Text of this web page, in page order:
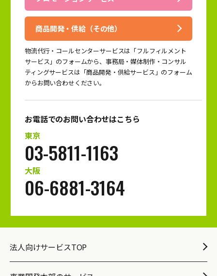
商品開発・供給（その他）
物流代行・コールセンターサービスは「フルフィルメント
サービス」のフォームから、事務局・媒体制作・コンサル
ティングサービスは「商品開発・供給サービス」のフォーム
からお問い合わせください。
お電話でのお問い合わせはこちら
東京
03-5811-1163
大阪
06-6881-3164
法人向けサービスTOP